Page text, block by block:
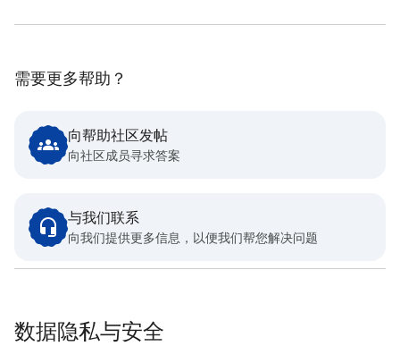
需要更多帮助？
向帮助社区发帖
向社区成员寻求答案
与我们联系
向我们提供更多信息，以便我们帮您解决问题
数据隐私与安全